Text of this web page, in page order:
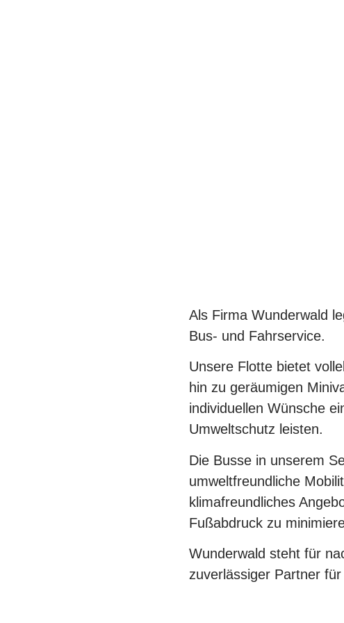
Als Firma Wunderwald
Bus- und Fahrservice.
Unsere Flotte bietet
hin zu geräumigen
individuellen Wünsche
Umweltschutz leisten.
Die Busse in unserem
umweltfreundliche
klimafreundliches
Fußabdruck zu
Wunderwald steht für
zuverlässiger Partner